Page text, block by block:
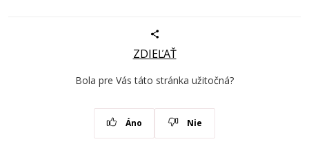
ZDIEĽAŤ
Bola pre Vás táto stránka užitočná?
Áno Nie